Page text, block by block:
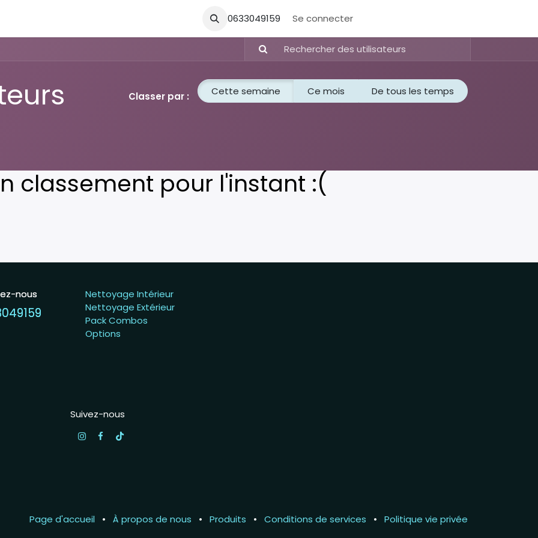
0633049159 Se connecter
Classer par : Cette semaine Ce mois De tous les temps
classement pour l'instant :(
nous
nous
Suivez-nous
Nettoyage Intérieur
Nettoyage Extérieur
Pack Combos
Options
Page d'accueil • À propos de nous • Produits • Conditions de services • Politique vie privée